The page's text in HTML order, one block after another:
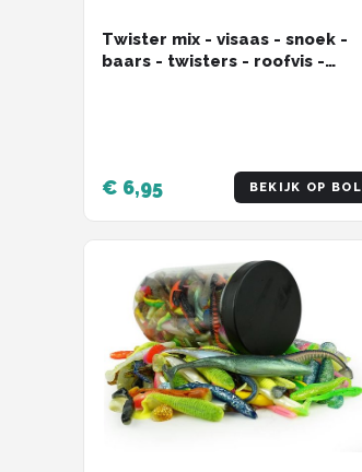
Twister mix - visaas - snoek -
baars - twisters - roofvis -
€ 6,95 BEKIJK OP BOL